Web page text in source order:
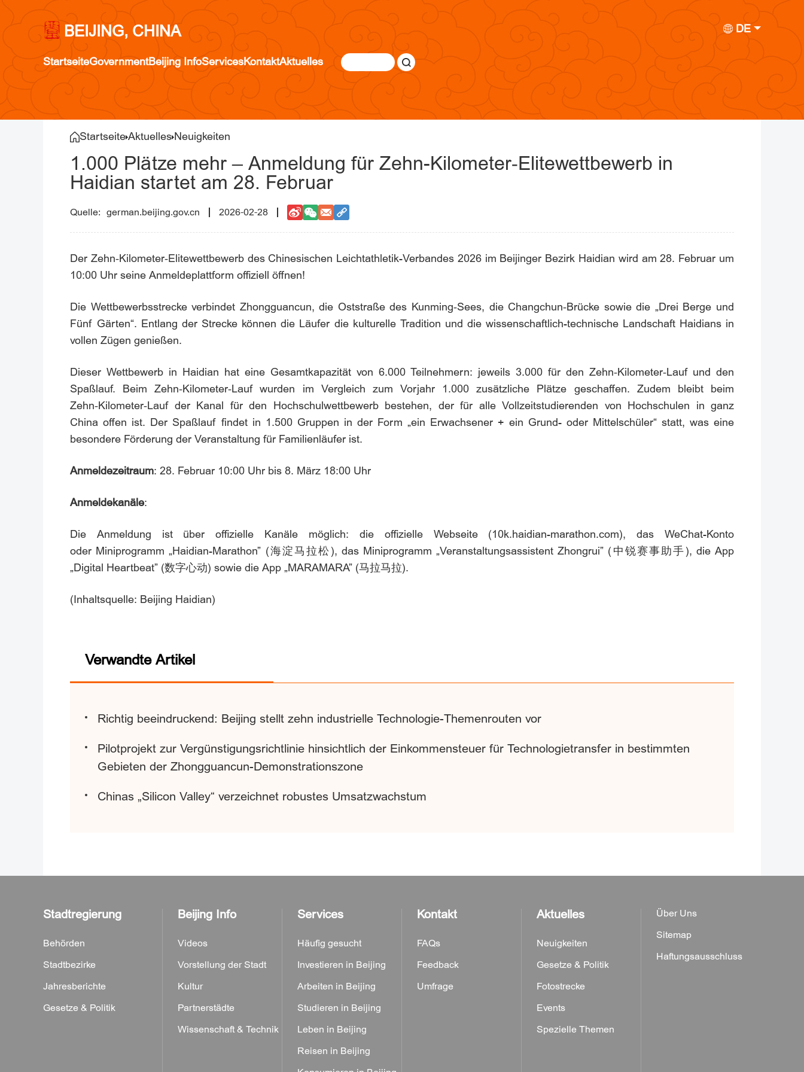
BEIJING, CHINA DE
StartseiteGovernmentBeijing InfoServicesKontaktAktuelles
StartseiteAktuelles Neuigkeiten
1.000 Plätze mehr – Anmeldung für Zehn-Kilometer‑Elitewettbewerb in
Haidian startet am 28. Februar
german.beijing.gov.cn 2026-02-28
Der Zehn‑Kilometer‑Elitewettbewerb des Chinesischen Leichtathletik-Verbandes 2026 im Beijinger Bezirk Haidian wird am 28. Februar um
10:00 Uhr seine Anmeldeplattform offiziell öffnen!
Die Wettbewerbsstrecke verbindet Zhongguancun, die Oststraße des Kunming‑Sees, die Changchun‑Brücke sowie die „Drei Berge und
Fünf Gärten“. Entlang der Strecke können die Läufer die kulturelle Tradition und die wissenschaftlich-technische Landschaft Haidians in
vollen Zügen genießen.
Dieser Wettbewerb in Haidian hat eine Gesamtkapazität von 6.000 Teilnehmern: jeweils 3.000 für den Zehn‑Kilometer‑Lauf und den
Spaßlauf. Beim Zehn‑Kilometer‑Lauf wurden im Vergleich zum Vorjahr 1.000 zusätzliche Plätze geschaffen. Zudem bleibt beim
Zehn‑Kilometer‑Lauf der Kanal für den Hochschulwettbewerb bestehen, der für alle Vollzeitstudierenden von Hochschulen in ganz
China offen ist. Der Spaßlauf findet in 1.500 Gruppen in der Form „ein Erwachsener + ein Grund- oder Mittelschüler“ statt, was eine
besondere Förderung der Veranstaltung für Familienläufer ist.
Anmeldezeitraum: 28. Februar 10:00 Uhr bis 8. März 18:00 Uhr
Anmeldekanäle:
Die Anmeldung ist über offizielle Kanäle möglich: die offizielle Webseite (10k.haidian-marathon.com), das WeChat-Konto
oder Miniprogramm „Haidian-Marathon” (海淀马拉松), das Miniprogramm „Veranstaltungsassistent Zhongrui” (中锐赛事助手), die App
„Digital Heartbeat” (数字心动) sowie die App „MARAMARA” (马拉马拉).
(Inhaltsquelle: Beijing Haidian)
Verwandte Artikel
Richtig beeindruckend: Beijing stellt zehn industrielle Technologie-Themenrouten vor
Pilotprojekt zur Vergünstigungsrichtlinie hinsichtlich der Einkommensteuer für Technologietransfer in bestimmten
Gebieten der Zhongguancun-Demonstrationszone
Chinas „Silicon Valley“ verzeichnet robustes Umsatzwachstum
Stadtregierung
Behörden
Stadtbezirke
Jahresberichte
Gesetze & Politik
Beijing Info
Videos
Vorstellung der Stadt
Kultur
Partnerstädte
Wissenschaft & Technik
Services
Häufig gesucht
Investieren in Beijing
Arbeiten in Beijing
Studieren in Beijing
Leben in Beijing
Reisen in Beijing
Kontakt
FAQs
Feedback
Umfrage
Aktuelles
Neuigkeiten
Gesetze & Politik
Fotostrecke
Events
Spezielle Themen
Über Uns
Sitemap
Haftungsausschluss